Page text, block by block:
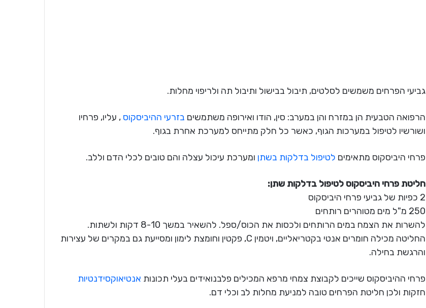
גביעי הפרחים משמשים לסלטים, תיבול בבישול ותיבול תה ולריפוי מחלות.
הרפואה הטבעית הן במזרח והן במערב: סין, הודו ואירופה משתמשים בזרעי ההיביסקוס , עליו, פרחיו
ושורשיו לטיפול במערכות הגוף, כאשר כל חלק מתייחס למערכת אחרת בגוף.
פרחי היביסקוס מתאימים לטיפול בדלקות בשתן ומערכת עיכול עצלה והם טובים לכלי הדם וללב.
חליטת פרחי היביסקוס לטיפול בדלקות שתן:
2 כפיות של גביעי פרחי היביסקוס
250 מ"ל מים מטוהרים רותחים
להשרות את הצמח במים הרותחים ולכסות את הכוס/ספל. להשאיר במשך 8-10 דקות ולשתות.
החליטה מכילה חומרים אנטי בקטריאליים, ויטמין C, פקטין וחומצת לימון ומסייעת גם במקרים של עצירות
והרגשת בחילה.
פרחי ההיביסקוס שייכים לקבוצת צמחי מרפא המכילים פלבנואידים בעלי תכונות אנטיאוקסידנטיות
חזקות ולכן חליטת הפרחים טובה למניעת מחלות לב וכלי דם.